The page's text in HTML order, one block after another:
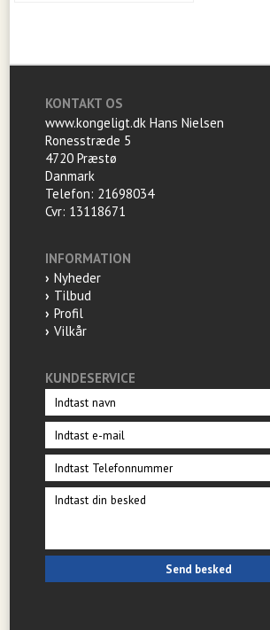
KONTAKT OS
www.kongeligt.dk Hans Nielsen
Ronesstræde 5
4720 Præstø
Danmark
Telefon: 21698034
Cvr: 13118671
INFORMATION
Nyheder
Tilbud
Profil
Vilkår
KUNDESERVICE